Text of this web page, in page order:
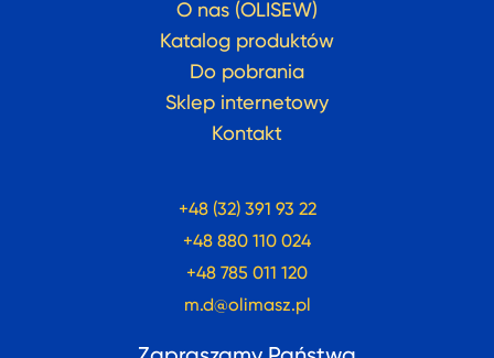
O nas (OLISEW)
Katalog produktów
Do pobrania
Sklep internetowy
Kontakt
+48 (32) 391 93 22
+48 880 110 024
+48 785 011 120
m.d@olimasz.pl